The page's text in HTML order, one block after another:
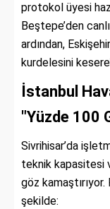
protokol üyesi
Beştepe’den
ardından,
kurdelesini
İstanbul
"Yüzde 100
Sivrihisar’da
teknik kapasitesi
göz
şekilde: